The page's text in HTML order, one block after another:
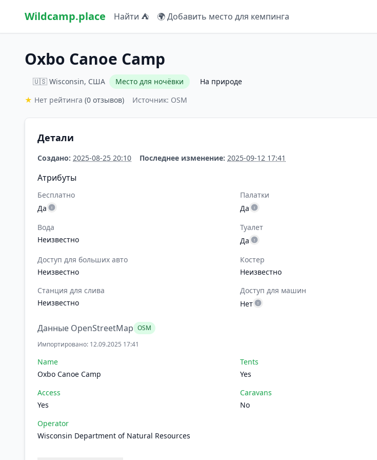
Wildcamp.place Найти ⛺ 🌍 Добавить место для кемпинга
Oxbo Canoe Camp
🇺🇸 Wisconsin, США Место для ночёвки
На природе
★ Нет рейтинга (0 отзывов) Источник: OSM
Детали
Создано: 2025-08-25 20:10 Последнее изменение: 2025-09-12 17:41
Атрибуты
Бесплатно
Да
Палатки
Да
Вода
Неизвестно
Туалет
Да
Доступ для больших авто
Неизвестно
Костер
Неизвестно
Станция для слива
Неизвестно
Доступ для машин
Нет
Данные OpenStreetMap OSM
Импортировано: 12.09.2025 17:41
Name
Oxbo Canoe Camp
Tents
Yes
Access
Yes
Caravans
No
Operator
Wisconsin Department of Natural Resources